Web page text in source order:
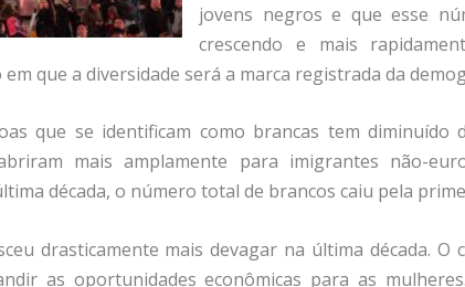
jovens negros e que esse
crescendo e mais
que a diversidade será a marca registrada da
que se identificam como brancas tem diminuído
mais amplamente para imigrantes não-
década, o número total de brancos caiu pela
drasticamente mais devagar na última década. O
as oportunidades econômicas para as